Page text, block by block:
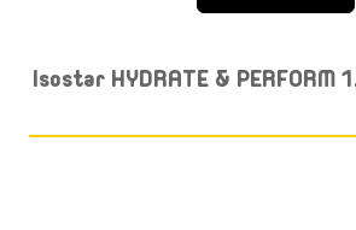
Isostar HYDRATE & PERFORM